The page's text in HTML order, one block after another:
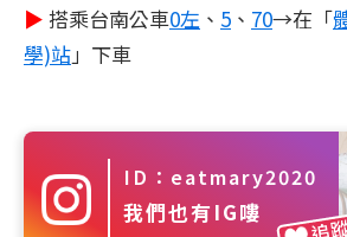
▶ 搭乘台南公車0左 、 5 、 70→在「
學)站」下車
ID：eatmary2020
我們也有IG嘍